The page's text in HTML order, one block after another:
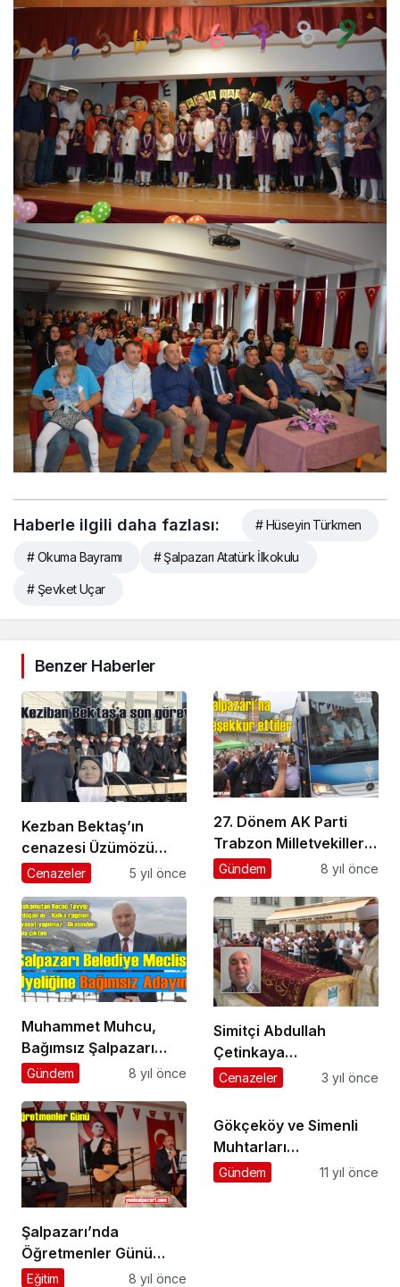
Haberle ilgili daha fazlası: # Hüseyin Türkmen
# Okuma Bayramı # Şalpazarı Atatürk İlkokulu
# Şevket Uçar
Benzer Haberler
Kezban Bektaş’ın
cenazesi Üzümözü
Mahallesi’nde toprağa
Cenazeler 5 yıl önce
27. Dönem AK Parti
Trabzon Milletvekilleri
seçmenlere teşekkür
Gündem 8 yıl önce
Muhammet Muhcu,
Bağımsız Şalpazarı
Belediye Meclisi Üyesi
Gündem 8 yıl önce
Simitçi Abdullah
Çetinkaya
Beşikdüzü’nde
Cenazeler 3 yıl önce
Şalpazarı’nda
Öğretmenler Günü
Kutlandı
Eğitim 8 yıl önce
Gökçeköy ve Simenli
Muhtarları
Cumhurbaşkanlığı
Gündem 11 yıl önce